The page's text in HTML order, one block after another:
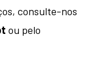
consulte-nos
ou pelo